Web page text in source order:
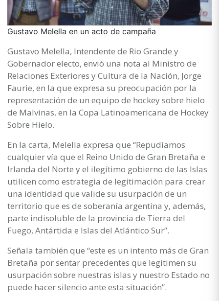
Gustavo Melella en un acto de campaña
Gustavo Melella, Intendente de Rio Grande y
Gobernador electo, envió una nota al Ministro de
Relaciones Exteriores y Cultura de la Nación, Jorge
Faurie, en la que expresa su preocupación por la
representación de un equipo de hockey sobre hielo
de Malvinas, en la Copa Latinoamericana de Hockey
Sobre Hielo.
En la carta, Melella expresa que “Repudiamos
cualquier vía que el Reino Unido de Gran Bretaña e
Irlanda del Norte y el ilegítimo gobierno de las Islas
utilicen como estrategia de legitimación para crear
una identidad que valide su usurpación de un
territorio que es de soberanía argentina y, además,
parte indisoluble de la provincia de Tierra del
Fuego, Antártida e Islas del Atlántico Sur”.
Señala también que “este es un intento más de Gran
Bretaña por sentar precedentes que legitimen su
usurpación sobre nuestras islas y nuestro Estado no
puede hacer silencio ante esta situación”.